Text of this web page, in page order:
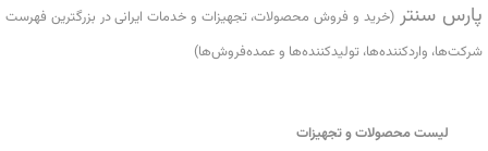
پارس سنتر(خرید و فروش محصولات، تجهیزات و خدمات ایرانی در بزرگترین فهرست
شرکت‌ها، واردکننده‌ها، تولید‌کننده‌ها و عمده‌فروش‌ها)
لیست محصولات و تجهیزات